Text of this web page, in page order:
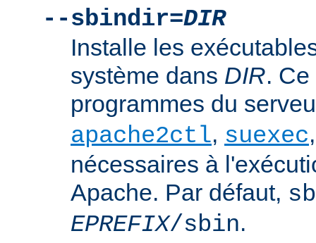
--sbindir=DIR
Installe les
système dans DIR.
programmes du
apache2ctl, suexec
nécessaires à
Apache. Par défaut,
EPREFIX/sbin.